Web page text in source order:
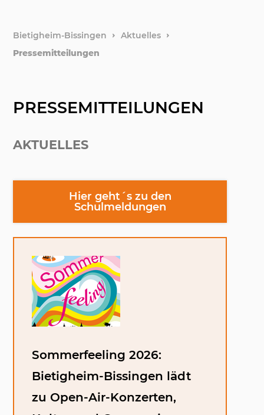
Bietigheim-Bissingen
Aktuelles
Pressemitteilungen
PRESSEMITTEILUNGEN
AKTUELLES
Hier geht´s zu den
Schulmeldungen
Sommerfeeling 2026:
Bietigheim-Bissingen lädt
zu Open-Air-Konzerten,